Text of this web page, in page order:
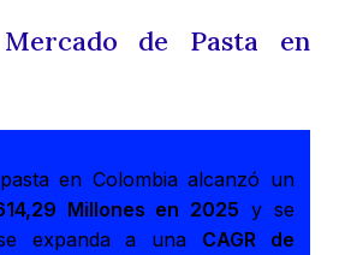
de Pasta en
en Colombia alcanzó un
Millones en 2025 y se
expanda a una CAGR de